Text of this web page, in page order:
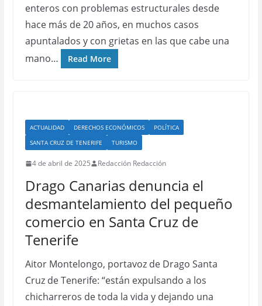
enteros con problemas estructurales desde
hace más de 20 años, en muchos casos
apuntalados y con grietas en las que cabe una
mano…
Read More
ACTUALIDAD DERECHOS ECONÓMICOS
POLÍTICA
SANTA CRUZ DE TENERIFE
TURISMO
4 de abril de 2025 Redacción Redacción
Drago Canarias denuncia el
desmantelamiento del pequeño
comercio en Santa Cruz de
Tenerife
Aitor Montelongo, portavoz de Drago Santa
Cruz de Tenerife: “están expulsando a los
chicharreros de toda la vida y dejando una